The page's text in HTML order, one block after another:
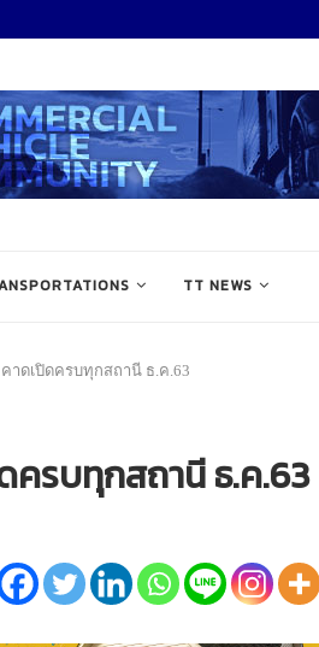
TT NEWS
าดเปิดครบทุกสถานี ธ.ค.63
ครบทุกสถานี ธ.ค.63